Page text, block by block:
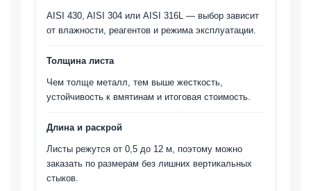
AISI 430, AISI 304 или AISI 316L — выбор зависит
от влажности, реагентов и режима эксплуатации.
Толщина листа
Чем толще металл, тем выше жесткость,
устойчивость к вмятинам и итоговая стоимость.
Длина и раскрой
Листы режутся от 0,5 до 12 м, поэтому можно
заказать по размерам без лишних вертикальных
стыков.